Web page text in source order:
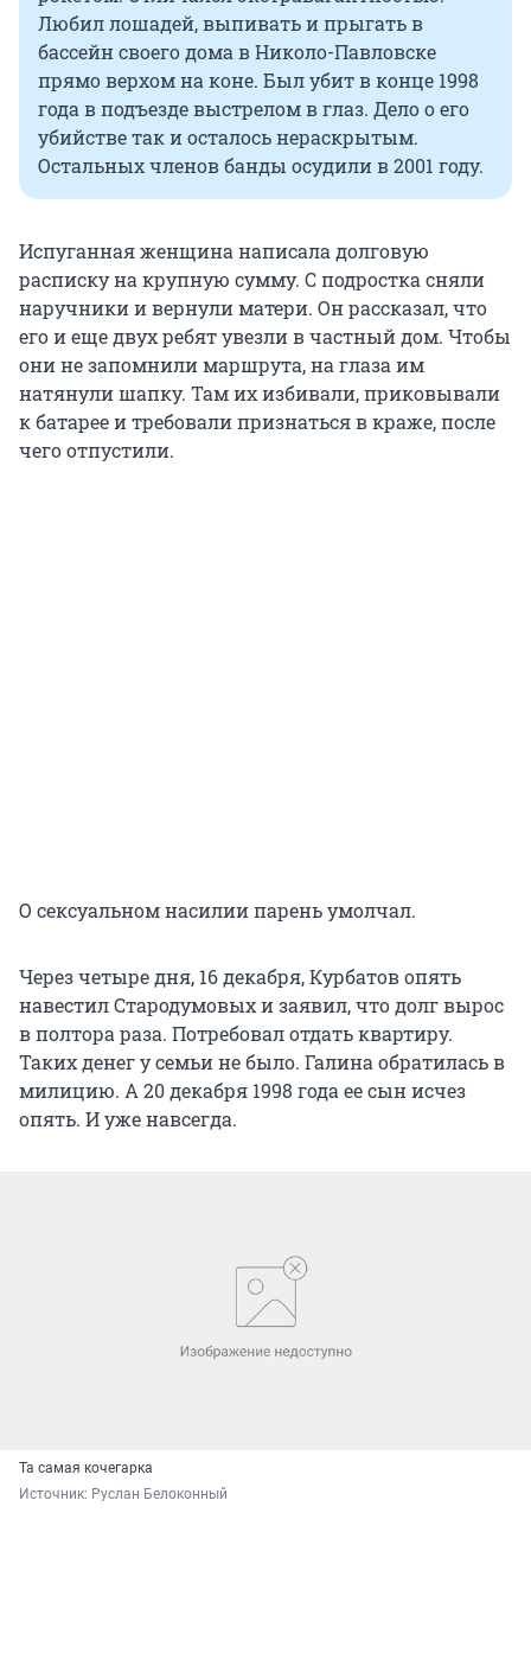
Любил лошадей, выпивать и прыгать в
бассейн своего дома в Николо-Павловске
прямо верхом на коне. Был убит в конце 1998
года в подъезде выстрелом в глаз. Дело о его
убийстве так и осталось нераскрытым.
Остальных членов банды осудили в 2001 году.
Испуганная женщина написала долговую
расписку на крупную сумму. С подростка сняли
наручники и вернули матери. Он рассказал, что
его и еще двух ребят увезли в частный дом. Чтобы
они не запомнили маршрута, на глаза им
натянули шапку. Там их избивали, приковывали
к батарее и требовали признаться в краже, после
чего отпустили.
О сексуальном насилии парень умолчал.
Через четыре дня, 16 декабря, Курбатов опять
навестил Стародумовых и заявил, что долг вырос
в полтора раза. Потребовал отдать квартиру.
Таких денег у семьи не было. Галина обратилась в
милицию. А 20 декабря 1998 года ее сын исчез
опять. И уже навсегда.
Та самая кочегарка
Источник: Руслан Белоконный